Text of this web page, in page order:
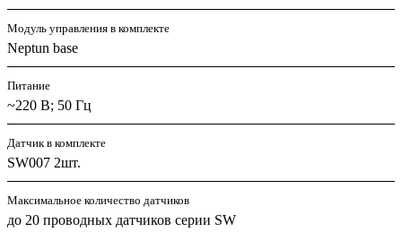
Модуль управления в комплекте
Neptun base
Питание
~220 В; 50 Гц
Датчик в комплекте
SW007 2шт.
Максимальное количество датчиков
до 20 проводных датчиков серии SW